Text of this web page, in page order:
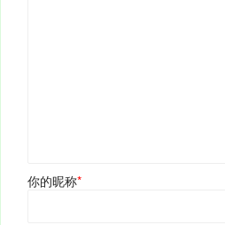
你的昵称*